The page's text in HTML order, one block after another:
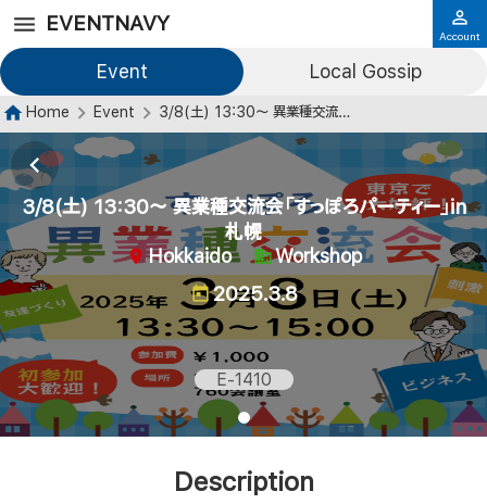
EVENTNAVY
Event Local Gossip
Account
Home Event 3/8(土) 13:30〜 異業種交流会「すっぽろパーティー」in 札幌
3/8(土) 13:30〜 異業種交流会「すっぽろパーティー」in
札幌
Hokkaido Workshop
2025.3.8
E-1410
Description